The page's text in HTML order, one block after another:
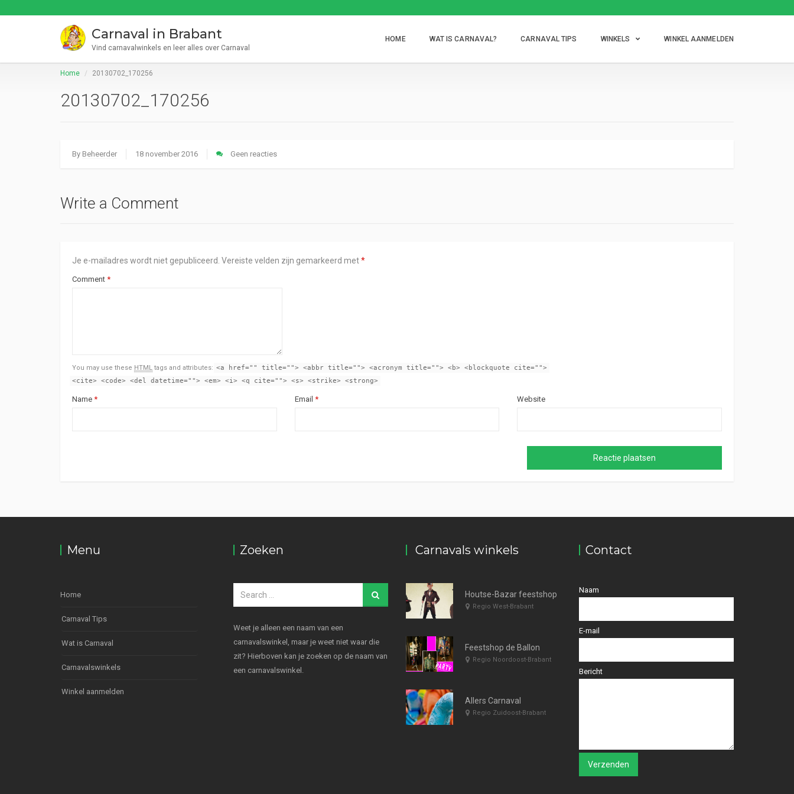
Carnaval in Brabant
Vind carnavalwinkels en leer alles over Carnaval
HOME WAT IS CARNAVAL? CARNAVAL TIPS WINKELS WINKEL AANMELDEN
Home 20130702_170256
20130702_170256
By Beheerder 18 november 2016 Geen reacties
Write a Comment
Je e-mailadres wordt niet gepubliceerd. Vereiste velden zijn gemarkeerd met*
Comment *
You may use these HTML tags and attributes: <a href="" title=""> <abbr title=""> <acronym title=""> <b> <blockquote cite="">
<cite> <code> <del datetime=""> <em> <i> <q cite=""> <s> <strike> <strong>
Name * Email * Website
Menu
Home
Carnaval Tips
Wat is Carnaval
Carnavalswinkels
Winkel aanmelden
Zoeken
Weet je alleen een naam van een
carnavalswinkel, maar je weet niet waar die
zit? Hierboven kan je zoeken op de naam van
een carnavalswinkel.
Carnavals winkels
Houtse-Bazar feestshop
Regio West-Brabant
Feestshop de Ballon
Regio Noordoost-Brabant
Allers Carnaval
Regio Zuidoost-Brabant
Contact
Naam
E-mail
Bericht